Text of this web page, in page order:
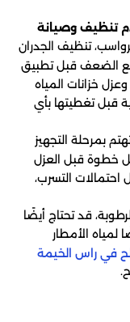
تنظيف وصيانة
تنظيف الجدران
الضعف قبل تطبيق
خزانات المياه
قبل تغطيتها بأي
بمرحلة التجهيز
خطوة قبل العزل
احتمالات التسرب،
قد تحتاج أيضًا
الأمطار
في راس الخيمة